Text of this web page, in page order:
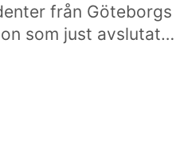
från Göteborgs
som just avslutat…